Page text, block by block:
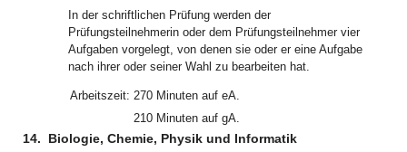
In der schriftlichen Prüfung werden der
Prüfungsteilnehmerin oder dem Prüfungsteilnehmer vier
Aufgaben vorgelegt, von denen sie oder er eine Aufgabe
nach ihrer oder seiner Wahl zu bearbeiten hat.
Arbeitszeit: 270 Minuten auf eA.
210 Minuten auf gA.
14. Biologie, Chemie, Physik und Informatik